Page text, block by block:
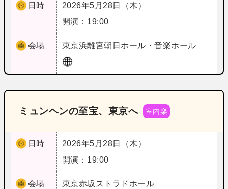
日時
2026年5月28日（木）
開演：19:00
会場 東京浜離宮朝日ホール・音楽ホール
ミュンヘンの至宝、東京へ 室内楽
日時
2026年5月28日（木）
開演：19:00
会場 東京赤坂ストラドホール